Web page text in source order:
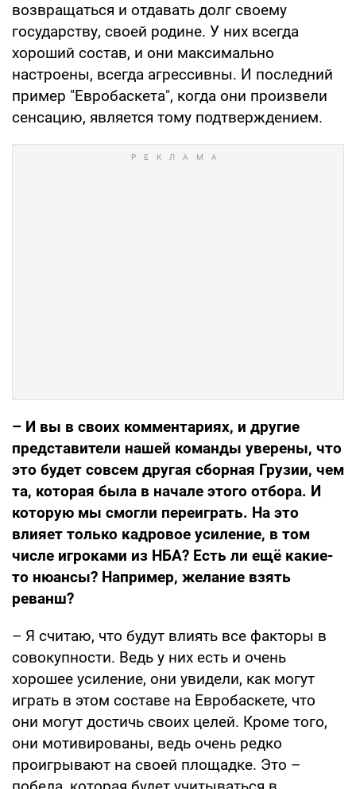
возвращаться и отдавать долг своему
государству, своей родине. У них всегда
хороший состав, и они максимально
настроены, всегда агрессивны. И последний
пример "Евробаскета", когда они произвели
сенсацию, является тому подтверждением.
– И вы в своих комментариях, и другие
представители нашей команды уверены, что
это будет совсем другая сборная Грузии, чем
та, которая была в начале этого отбора. И
которую мы смогли переиграть. На это
влияет только кадровое усиление, в том
числе игроками из НБА? Есть ли ещё какие-
то нюансы? Например, желание взять
реванш?
– Я считаю, что будут влиять все факторы в
совокупности. Ведь у них есть и очень
хорошее усиление, они увидели, как могут
играть в этом составе на Евробаскете, что
они могут достичь своих целей. Кроме того,
они мотивированы, ведь очень редко
проигрывают на своей площадке. Это –